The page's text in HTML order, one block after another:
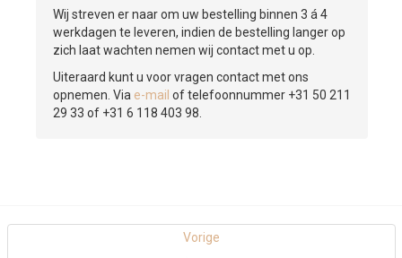
Wij streven er naar om uw bestelling binnen 3 á 4
werkdagen te leveren, indien de bestelling langer op
zich laat wachten nemen wij contact met u op.
Uiteraard kunt u voor vragen contact met ons
opnemen. Via e-mail of telefoonnummer +31 50 211
29 33 of +31 6 118 403 98.
Vorige